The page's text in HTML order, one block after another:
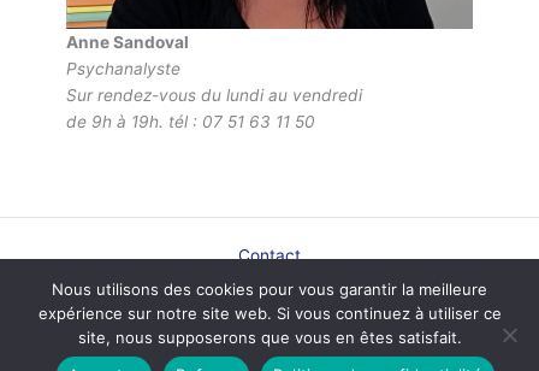
Anne Sandoval
Psychanalyste
Sur rendez-vous du lundi au vendredi
de 9h à 19h. tél : 07 51 63 11 50
Contact
Plan du site
Mentions légales
Politique de confidentialité
Plan de ville
Nous utilisons des cookies pour vous garantir la meilleure
expérience sur notre site web. Si vous continuez à utiliser ce
site, nous supposerons que vous en êtes satisfait.